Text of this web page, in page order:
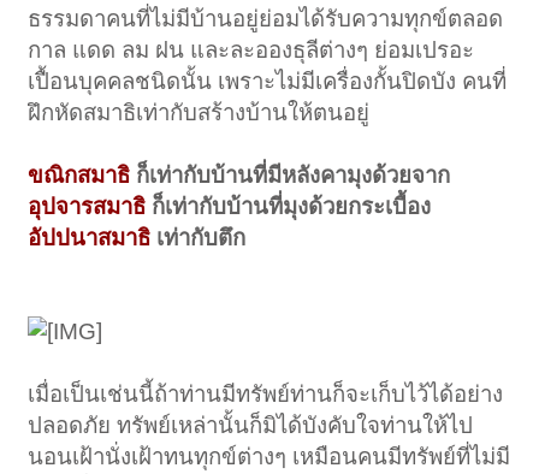
ธรรมดาคนที่ไม่มีบ้านอยู่ย่อมได้รับความทุกข์ตลอด
กาล แดด ลม ฝน และละอองธุลีต่างๆ ย่อมเปรอะ
เปื้อนบุคคลชนิดนั้น เพราะไม่มีเครื่องกั้นปิดบัง คนที่
ฝึกหัดสมาธิเท่ากับสร้างบ้านให้ตนอยู่
ขณิกสมาธิ ก็เท่ากับบ้านที่มีหลังคามุงด้วยจาก
อุปจารสมาธิ ก็เท่ากับบ้านที่มุงด้วยกระเบื้อง
อัปปนาสมาธิ เท่ากับตึก
เมื่อเป็นเช่นนี้ถ้าท่านมีทรัพย์ท่านก็จะเก็บไว้ได้อย่าง
ปลอดภัย ทรัพย์เหล่านั้นก็มิได้บังคับใจท่านให้ไป
นอนเฝ้านั่งเฝ้าทนทุกข์ต่างๆ เหมือนคนมีทรัพย์ที่ไม่มี